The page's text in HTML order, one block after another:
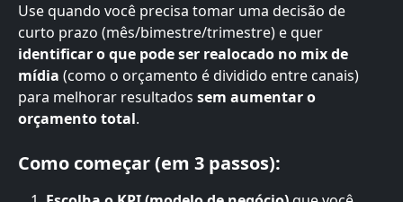
Use quando você precisa tomar uma decisão de
curto prazo (mês/bimestre/trimestre) e quer
identificar o que pode ser realocado no mix de
mídia (como o orçamento é dividido entre canais)
para melhorar resultados sem aumentar o
orçamento total.
Como começar (em 3 passos):